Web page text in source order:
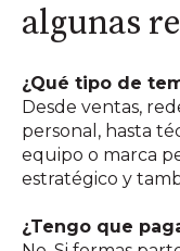
algunas
¿Qué tipo de
Desde ventas,
personal, hasta
equipo o marca
estratégico y
¿Tengo que